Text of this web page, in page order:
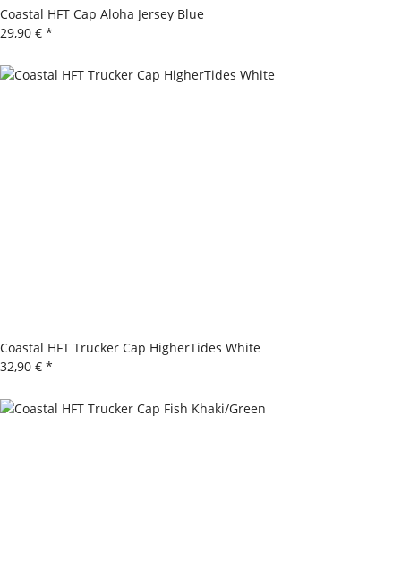
Coastal HFT Cap Aloha Jersey Blue
29,90 € *
Coastal HFT Trucker Cap HigherTides White
32,90 € *